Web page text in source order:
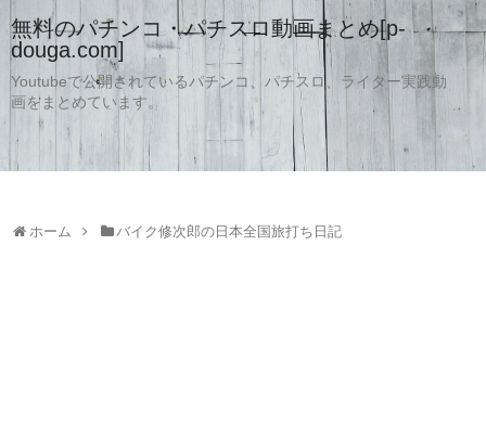
無料のパチンコ・パチスロ動画まとめ[p-
douga.com]
Youtubeで公開されているパチンコ、パチスロ、ライター実践動
画をまとめています。
ホーム バイク修次郎の日本全国旅打ち日記